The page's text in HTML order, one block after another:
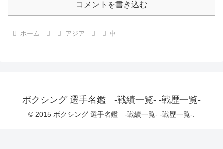
コメントを書き込む
ホーム アジア 中
ボクシング 選手名鑑 -戦績一覧- -戦歴一覧-
© 2015 ボクシング 選手名鑑 -戦績一覧- -戦歴一覧-.